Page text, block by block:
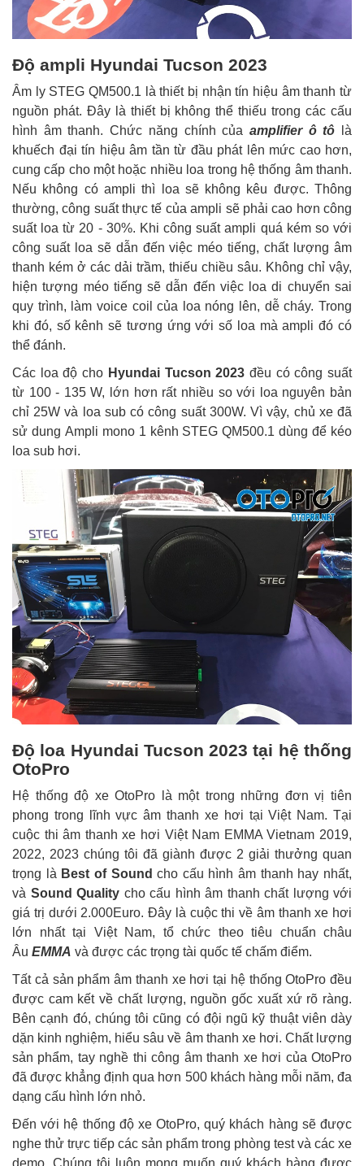
Độ ampli Hyundai Tucson 2023
Âm ly STEG QM500.1 là thiết bị nhận tín hiệu âm thanh từ
nguồn phát. Đây là thiết bị không thể thiếu trong các cấu
hình âm thanh. Chức năng chính của amplifier ô tô là
khuếch đại tín hiệu âm tần từ đầu phát lên mức cao hơn,
cung cấp cho một hoặc nhiều loa trong hệ thống âm thanh.
Nếu không có ampli thì loa sẽ không kêu được. Thông
thường, công suất thực tế của ampli sẽ phải cao hơn công
suất loa từ 20 - 30%. Khi công suất ampli quá kém so với
công suất loa sẽ dẫn đến việc méo tiếng, chất lượng âm
thanh kém ở các dải trầm, thiếu chiều sâu. Không chỉ vậy,
hiện tượng méo tiếng sẽ dẫn đến việc loa di chuyển sai
quy trình, làm voice coil của loa nóng lên, dễ cháy. Trong
khi đó, số kênh sẽ tương ứng với số loa mà ampli đó có
thể đánh.
Các loa độ cho Hyundai Tucson 2023 đều có công suất
từ 100 - 135 W, lớn hơn rất nhiều so với loa nguyên bản
chỉ 25W và loa sub có công suất 300W. Vì vậy, chủ xe đã
sử dung Ampli mono 1 kênh STEG QM500.1 dùng để kéo
loa sub hơi.
Độ loa Hyundai Tucson 2023 tại hệ thống
OtoPro
Hệ thống độ xe OtoPro là một trong những đơn vị tiên
phong trong lĩnh vực âm thanh xe hơi tại Việt Nam. Tại
cuộc thi âm thanh xe hơi Việt Nam EMMA Vietnam 2019,
2022, 2023 chúng tôi đã giành được 2 giải thưởng quan
trọng là Best of Sound cho cấu hình âm thanh hay nhất,
và Sound Quality cho cấu hình âm thanh chất lượng với
giá trị dưới 2.000Euro. Đây là cuộc thi về âm thanh xe hơi
lớn nhất tại Việt Nam, tổ chức theo tiêu chuẩn châu
Âu EMMA và được các trọng tài quốc tế chấm điểm.
Tất cả sản phẩm âm thanh xe hơi tại hệ thống OtoPro đều
được cam kết về chất lượng, nguồn gốc xuất xứ rõ ràng.
Bên cạnh đó, chúng tôi cũng có đội ngũ kỹ thuật viên dày
dặn kinh nghiệm, hiểu sâu về âm thanh xe hơi. Chất lượng
sản phẩm, tay nghề thi công âm thanh xe hơi của OtoPro
đã được khẳng định qua hơn 500 khách hàng mỗi năm, đa
dạng cấu hình lớn nhỏ.
Đến với hệ thống độ xe OtoPro, quý khách hàng sẽ được
nghe thử trực tiếp các sản phẩm trong phòng test và các xe
demo. Chúng tôi luôn mong muốn quý khách hàng được